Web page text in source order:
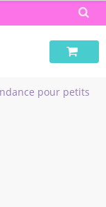
pour petits